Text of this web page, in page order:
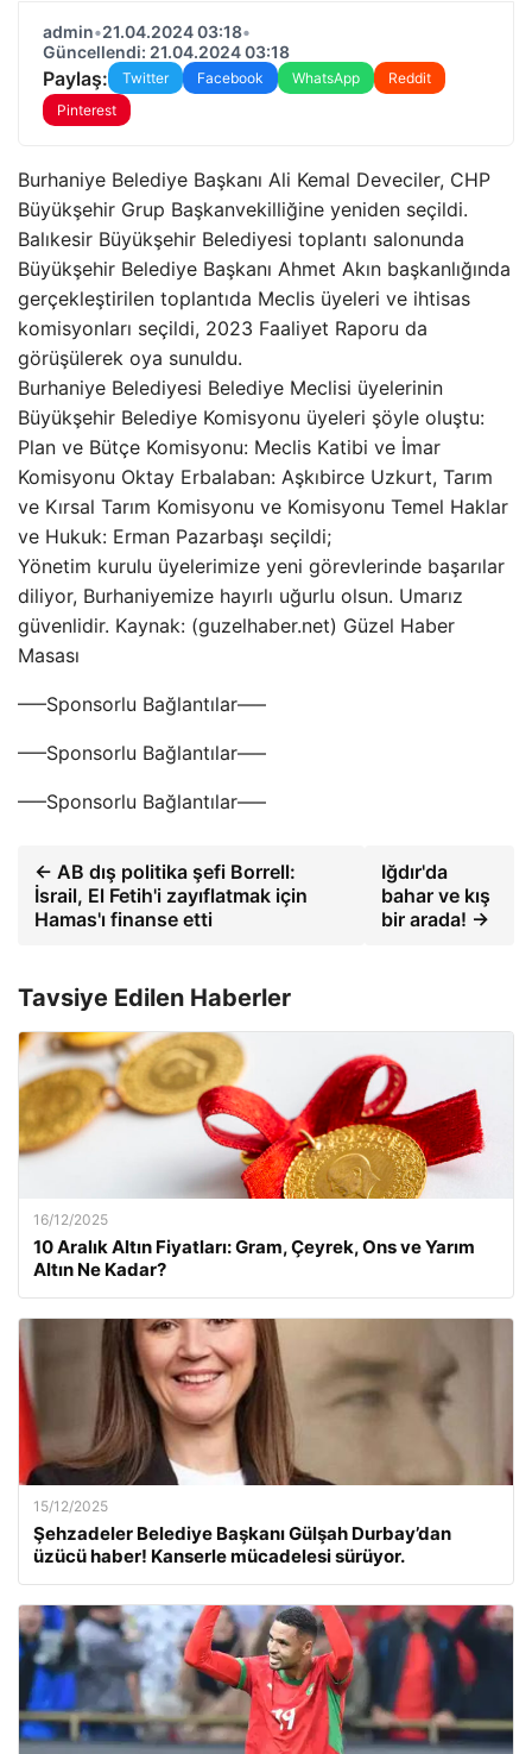
admin•21.04.2024 03:18•
Güncellendi: 21.04.2024 03:18
Paylaş: Twitter Facebook WhatsApp
Reddit
Pinterest
Burhaniye Belediye Başkanı Ali Kemal Deveciler, CHP
Büyükşehir Grup Başkanvekilliğine yeniden seçildi.
Balıkesir Büyükşehir Belediyesi toplantı salonunda
Büyükşehir Belediye Başkanı Ahmet Akın başkanlığında
gerçekleştirilen toplantıda Meclis üyeleri ve ihtisas
komisyonları seçildi, 2023 Faaliyet Raporu da
görüşülerek oya sunuldu.
Burhaniye Belediyesi Belediye Meclisi üyelerinin
Büyükşehir Belediye Komisyonu üyeleri şöyle oluştu:
Plan ve Bütçe Komisyonu: Meclis Katibi ve İmar
Komisyonu Oktay Erbalaban: Aşkıbirce Uzkurt, Tarım
ve Kırsal Tarım Komisyonu ve Komisyonu Temel Haklar
ve Hukuk: Erman Pazarbaşı seçildi;
Yönetim kurulu üyelerimize yeni görevlerinde başarılar
diliyor, Burhaniyemize hayırlı uğurlu olsun. Umarız
güvenlidir. Kaynak: (guzelhaber.net) Güzel Haber
Masası
—–Sponsorlu Bağlantılar—–
—–Sponsorlu Bağlantılar—–
—–Sponsorlu Bağlantılar—–
← AB dış politika şefi Borrell:
İsrail, El Fetih'i zayıflatmak için
Hamas'ı finanse etti
Iğdır'da
bahar ve kış
bir arada! →
Tavsiye Edilen Haberler
16/12/2025
10 Aralık Altın Fiyatları: Gram, Çeyrek, Ons ve Yarım
Altın Ne Kadar?
15/12/2025
Şehzadeler Belediye Başkanı Gülşah Durbay’dan
üzücü haber! Kanserle mücadelesi sürüyor.